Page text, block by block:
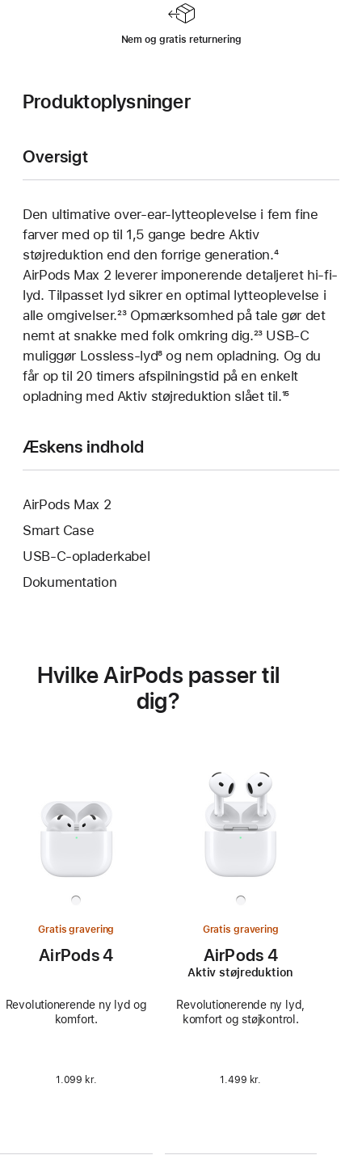
Nem og gratis returnering
Produktoplysninger
Oversigt
Den ultimative over-ear-lytteoplevelse i fem fine
farver med op til 1,5 gange bedre Aktiv
støjreduktion end den forrige generation.Fodnote
⁴
AirPods Max 2 leverer imponerende detaljeret hi-fi-
lyd. Tilpasset lyd sikrer en optimal lytteoplevelse i
alle omgivelser.Fodnote
²³ Opmærksomhed på tale gør det
nemt at snakke med folk omkring dig.Fodnote
²³ USB-C
muliggør Lossless-lydFodnote
⁸ og nem opladning. Og du
får op til 20 timers afspilningstid på en enkelt
opladning med Aktiv støjreduktion slået til.Fodnote
¹⁵
Æskens indhold
AirPods Max 2
Smart Case
USB-C-opladerkabel
Dokumentation
Hvilke AirPods passer til
dig?
Gratis gravering
AirPods 4
Revolutionerende ny lyd og
komfort.
1.099 kr.
Gratis gravering
AirPods 4
Aktiv støjreduktion
Revolutionerende ny lyd,
komfort og støjkontrol.
1.499 kr.